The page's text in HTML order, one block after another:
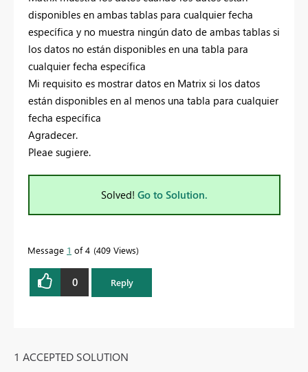
disponibles en ambas tablas para cualquier fecha
específica y no muestra ningún dato de ambas tablas si
los datos no están disponibles en una tabla para
cualquier fecha específica
Mi requisito es mostrar datos en Matrix si los datos
están disponibles en al menos una tabla para cualquier
fecha específica
Agradecer.
Pleae sugiere.
Solved! Go to Solution.
Message 1 of 4 409 Views
0 Reply
1 ACCEPTED SOLUTION